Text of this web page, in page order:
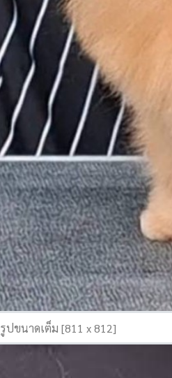
ปขนาดเต็ม [811 x 812]